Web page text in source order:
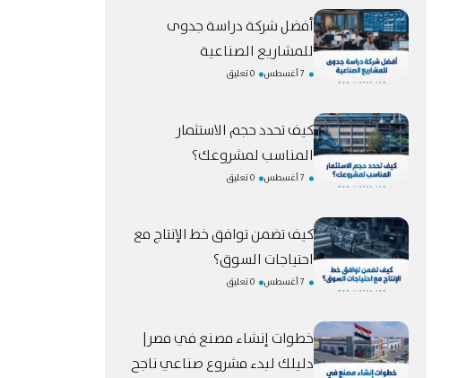
أفضل شركة دراسة جدوى
للمشاريع الصناعية
7 أغسطس 0 تعليق
كيف تحدد حجم الاستثمار
المناسب لمشروعك؟
7 أغسطس 0 تعليق
كيف تضمن توافق خط الإنتاج مع
احتياجات السوق؟
7 أغسطس 0 تعليق
خطوات إنشاء مصنع في مصر|
دليلك لبدء مشروع صناعي ناجح